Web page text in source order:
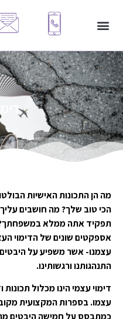
מה הן התכונות האישיות
הכי טוב שלך? מה חושבים
תפקיד אתה ממלא במשפחתך?
אספקטים שונים של הדימוי
עצמנו- אשר משפיע על
התנהגותנו ורגשותינו.
דימוי עצמי הינו מכלול
עצמו. בספרות המקצועית